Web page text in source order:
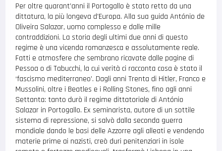
Per oltre quarant’anni il Portogallo è stato retto da una
dittatura, la più longeva d’Europa. Alla sua guida António de
Oliveira Salazar, uomo complesso e dalle mille
contraddizioni. La storia degli ultimi due anni di questo
regime è una vicenda romanzesca e assolutamente reale.
Fatti e atmosfere che sembrano ricavate dalle pagine di
Pessoa o di Tabucchi, la cui verità ci racconta cosa è stato il
‘fascismo mediterraneo’. Dagli anni Trenta di Hitler, Franco e
Mussolini, oltre i Beatles e i Rolling Stones, fino agli anni
Settanta: tanto durò il regime dittatoriale di António
Salazar in Portogallo. Ex seminarista, autore di un sottile
sistema di repressione, si salvò dalla seconda guerra
mondiale dando le basi delle Azzorre agli alleati e vendendo
materie prime ai nazisti, creò duri penitenziari in isole